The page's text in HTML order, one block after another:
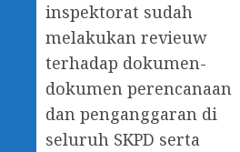
inspektorat sudah
melakukan revieuw
terhadap dokumen-
dokumen perencanaan
dan penganggaran di
seluruh SKPD serta